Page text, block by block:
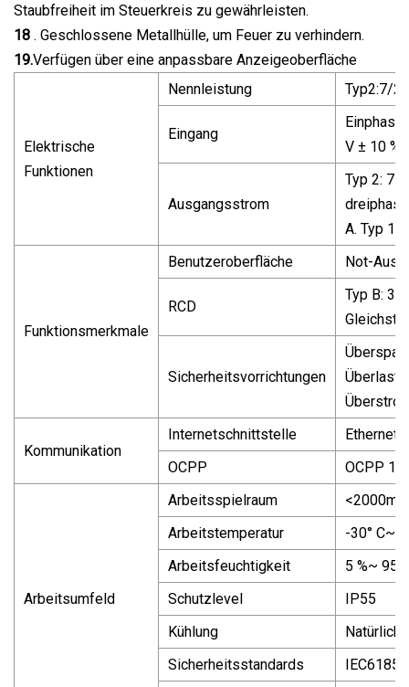
Staubfreiheit im Steuerkreis zu gewährleisten.
18 . Geschlossene Metallhülle, um Feuer zu verhindern.
19.Verfügen über eine anpassbare Anzeigeoberfläche
Elektrische
Funktionen
Nennleistung Typ2:7/
Eingang
V ± 10 %
Ausgangsstrom
Typ 2: 7
A. Typ 1:
Funktionsmerkmale
Benutzeroberfläche Not-Aus/
RCD
Typ B:
Sicherheitsvorrichtungen
Kommunikation
Internetschnittstelle
Ethernet
OCPP
OCPP
Arbeitsumfeld
Arbeitsspielraum
<2000m
Arbeitstemperatur
-30°
Arbeitsfeuchtigkeit
5 %~ 95
Schutzlevel
IP55
Kühlung
Sicherheitsstandards